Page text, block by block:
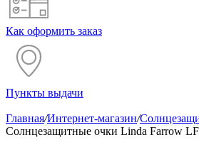
Как оформить заказ
Пункты выдачи
Главная/Интернет-магазин/
Солнцезащитные очки Linda Farrow